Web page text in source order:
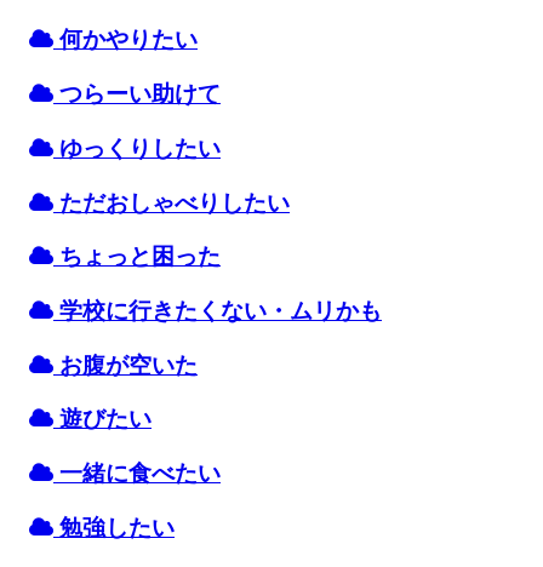
何かやりたい
つらーい助けて
ゆっくりしたい
ただおしゃべりしたい
ちょっと 困 った
学校に行きたくない・ムリかも
お腹が空いた
遊びたい
一緒に食べたい
勉強したい